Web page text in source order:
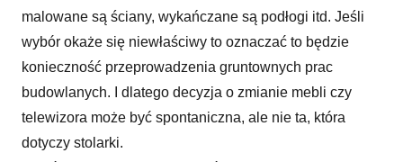
malowane są ściany, wykańczane są podłogi itd. Jeśli
wybór okaże się niewłaściwy to oznaczać to będzie
konieczność przeprowadzenia gruntownych prac
budowlanych. I dlatego decyzja o zmianie mebli czy
telewizora może być spontaniczna, ale nie ta, która
dotyczy stolarki.